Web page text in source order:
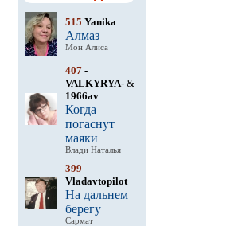
515 Yanika
Алмаз
Мон Алиса
407-
VALKYRYA-&
1966av
Когда
погаснут
маяки
Влади Наталья
399
Vladavtopilot
На дальнем
берегу
Сармат